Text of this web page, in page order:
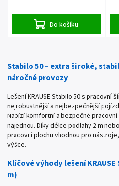
Do košíku
Stabilo 50 – extra široké,
náročné provozy
Lešení KRAUSE Stabilo 50 s pracovní
nejrobustnější a nejbezpečnější
Nabízí komfortní a bezpečné
najednou. Díky délce podlahy 2 m
pracovní plochu vhodnou pro
výšce.
Klíčové výhody lešení
m)